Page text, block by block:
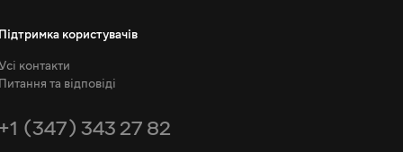
Підтримка користувачів
контакти
Питання та відповіді
+1 (347) 343 27 82